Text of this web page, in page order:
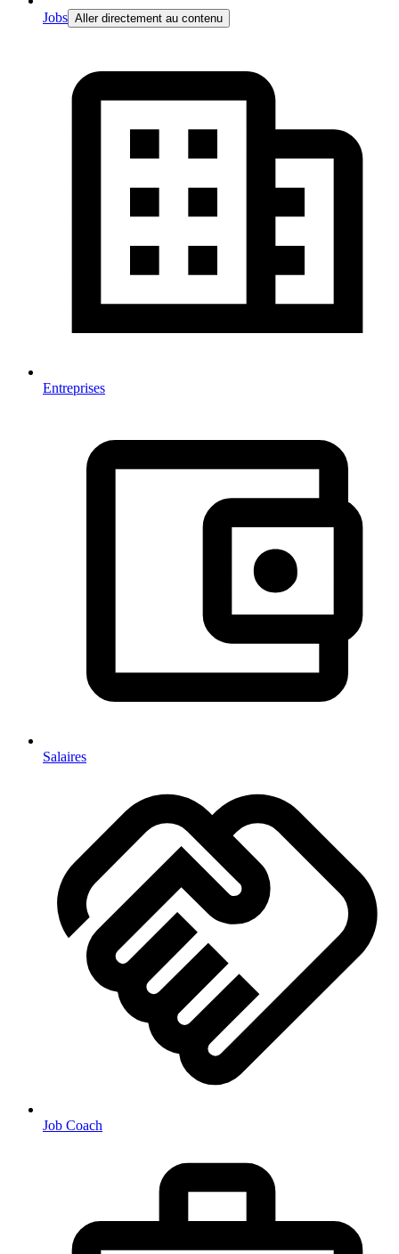
Jobs Aller directement au contenu
Entreprises
Salaires
Job Coach